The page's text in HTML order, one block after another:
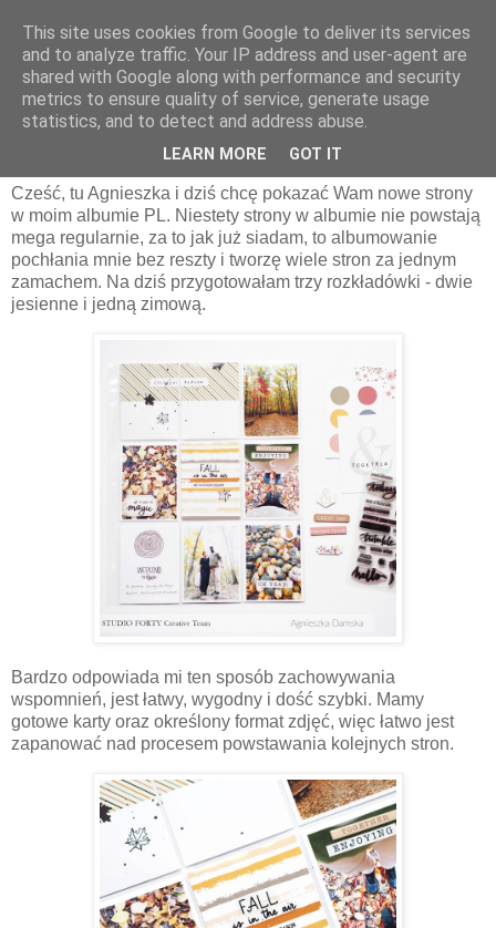
czwartek, 24 listopada 2022
Album PL | AgnieszkaD
Cześć, tu Agnieszka i dziś chcę pokazać Wam nowe strony
w moim albumie PL. Niestety strony w albumie nie powstają
mega regularnie, za to jak już siadam, to albumowanie
pochłania mnie bez reszty i tworzę wiele stron za jednym
zamachem. Na dziś przygotowałam trzy rozkładówki - dwie
jesienne i jedną zimową.
Bardzo odpowiada mi ten sposób zachowywania
wspomnień, jest łatwy, wygodny i dość szybki. Mamy
gotowe karty oraz określony format zdjęć, więc łatwo jest
zapanować nad procesem powstawania kolejnych stron.
This site uses cookies from Google to deliver its services
and to analyze traffic. Your IP address and user-agent are
shared with Google along with performance and security
metrics to ensure quality of service, generate usage
statistics, and to detect and address abuse.
LEARN MORE GOT IT